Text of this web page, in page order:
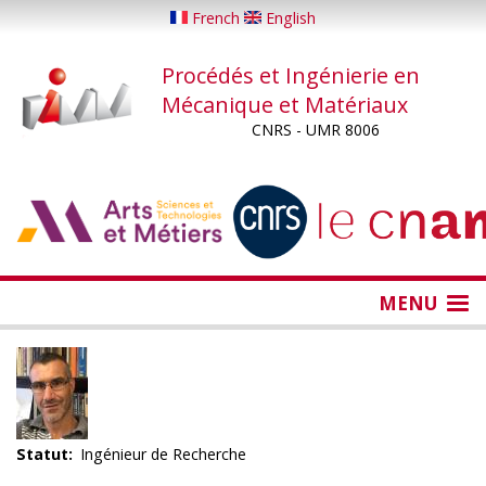
principal
French English
Procédés et Ingénierie en
Mécanique et Matériaux
CNRS - UMR 8006
MENU
Statut
Ingénieur de Recherche